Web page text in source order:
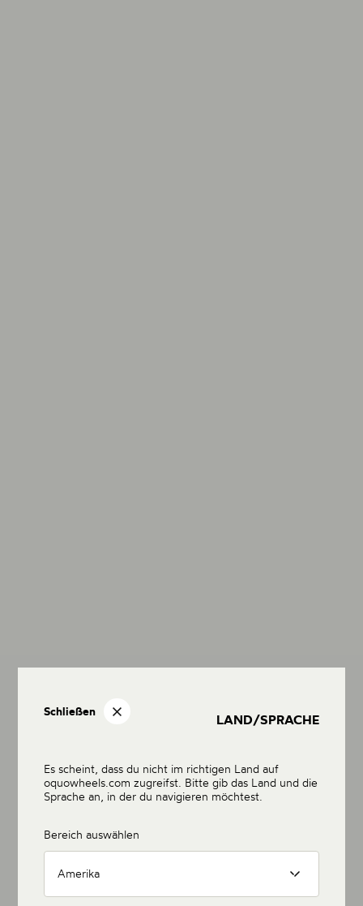
LAND/SPRACHE
Schließen
Es scheint, dass du nicht im richtigen Land auf
oquowheels.com zugreifst. Bitte gib das Land und die
Sprache an, in der du navigieren möchtest.
Bereich auswählen
Amerika